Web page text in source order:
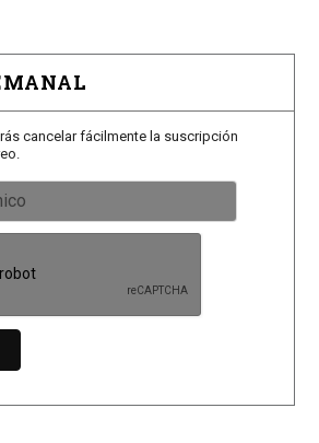
cancelar fácilmente la suscripción